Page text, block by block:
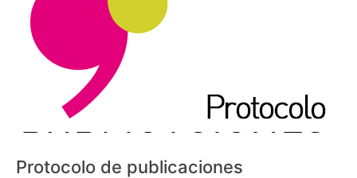
Protocolo de publicaciones